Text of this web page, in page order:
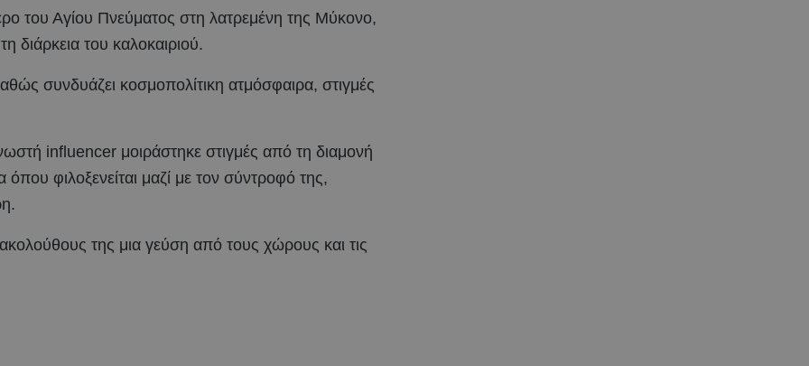
του Αγίου Πνεύματος στη λατρεμένη της Μύκονο,
διάρκεια του καλοκαιριού.
συνδυάζει κοσμοπολίτικη ατμόσφαιρα, στιγμές
influencer μοιράστηκε στιγμές από τη διαμονή
φιλοξενείται μαζί με τον σύντροφό της,
της μια γεύση από τους χώρους και τις